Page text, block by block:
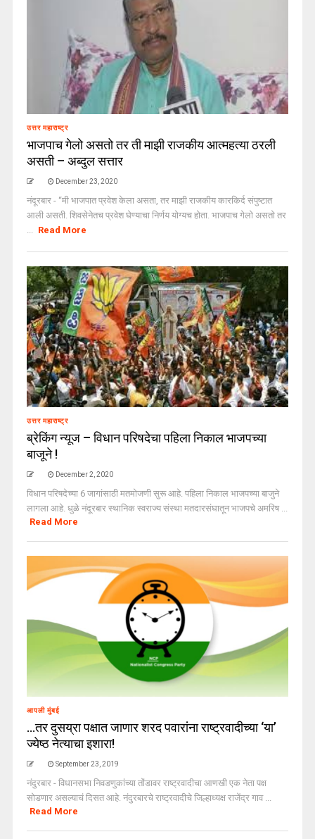
उत्तर महाराष्ट्र
भाजपाच गेलो असतो तर ती माझी राजकीय आत्महत्या ठरली
असती – अब्दुल सत्तार
December 23, 2020
नंदूरबार - “मी भाजपात प्रवेश केला असता, तर माझी राजकीय कारकिर्द संपुष्टात
आली असती. शिवसेनेतच प्रवेश घेण्याचा निर्णय योग्यच होता. भाजपाच गेलो असतो तर
... Read More
उत्तर महाराष्ट्र
ब्रेकिंग न्यूज – विधान परिषदेचा पहिला निकाल भाजपच्या
बाजूने !
December 2, 2020
विधान परिषदेच्या 6 जागांसाठी मतमोजणी सुरू आहे. पहिला निकाल भाजपच्या बाजुने
लागला आहे. धुळे नंदूरबार स्थानिक स्वराज्य संस्था मतदारसंघातून भाजपचे अमरिष ...
Read More
आपली मुंबई
…तर दुसय्रा पक्षात जाणार शरद पवारांना राष्ट्रवादीच्या ‘या’
ज्येष्ठ नेत्याचा इशारा!
September 23, 2019
नंदुरबार - विधानसभा निवडणुकांच्या तोंडावर राष्ट्रवादीचा आणखी एक नेता पक्ष
सोडणार असल्याचं दिसत आहे. नंदुरबारचे राष्ट्रवादीचे जिल्हाध्यक्ष राजेंद्र गाव ...
Read More